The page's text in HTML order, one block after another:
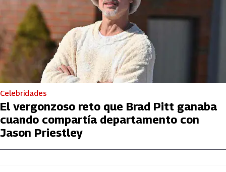
Celebridades
El vergonzoso reto que Brad Pitt ganaba
cuando compartía departamento con
Jason Priestley